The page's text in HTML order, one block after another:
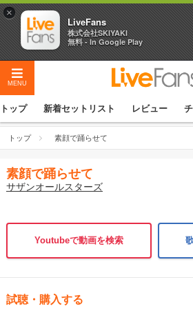
MENU
トップ 新着セットリスト レビュー
トップ 素顔で踊らせて
素顔で踊らせて
サザンオールスターズ
Youtubeで動画を検索
試聴・購入する
×
LiveFans
株式会社SKIYAKI
無料 - In Google Play